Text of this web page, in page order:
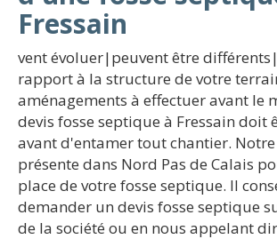
Fressain
vent évoluer|peuvent être
rapport à la structure de votre
aménagements à effectuer avant le
devis fosse septique à Fressain doit
avant d'entamer tout chantier.
présente dans Nord Pas de Calais
place de votre fosse septique. Il
demander un devis fosse septique
de la société ou en nous appelant